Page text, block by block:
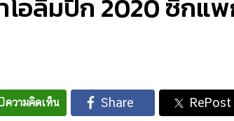
ความคิดเห็น